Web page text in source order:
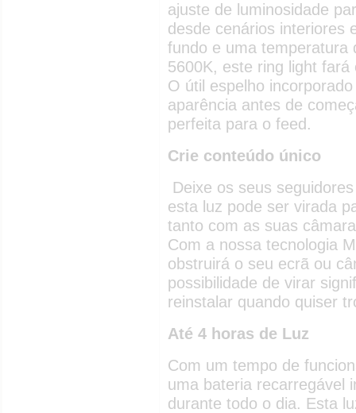
ajuste de luminosidade
desde cenários interiores
fundo e uma temperatura
5600K, este ring light
O útil espelho
aparência antes de
perfeita para o feed.
Crie conteúdo único
Deixe os seus
esta luz pode ser virada
tanto com as suas
Com a nossa tecnologia
obstruirá o seu ecrã ou
possibilidade de virar
reinstalar quando quiser
Até 4 horas de Luz
Com um tempo de
uma bateria recarregável
durante todo o dia. Esta